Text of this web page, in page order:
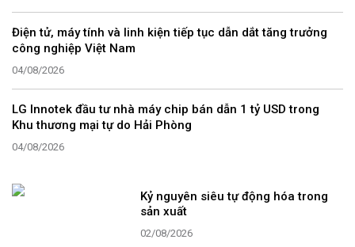
Điện tử, máy tính và linh kiện tiếp tục dẫn dắt tăng trưởng
công nghiệp Việt Nam
04/08/2026
LG Innotek đầu tư nhà máy chip bán dẫn 1 tỷ USD trong
Khu thương mại tự do Hải Phòng
04/08/2026
Kỷ nguyên siêu tự động hóa trong
sản xuất
02/08/2026